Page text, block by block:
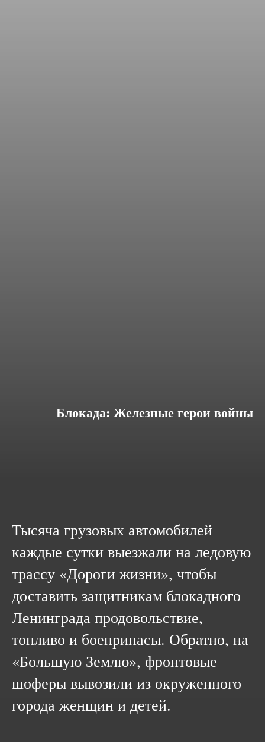
Блокада: Железные герои войны
Тысяча грузовых автомобилей
каждые сутки выезжали на ледовую
трассу «Дороги жизни», чтобы
доставить защитникам блокадного
Ленинграда продовольствие,
топливо и боеприпасы. Обратно, на
«Большую Землю», фронтовые
шоферы вывозили из окруженного
города женщин и детей.